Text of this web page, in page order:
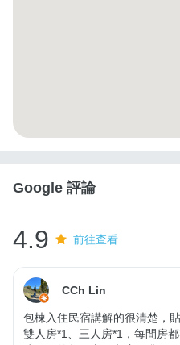
Google 評論
4.9 前往查看
CCh Lin
包棟入住民宿講解的很清楚，
雙人房*1、三人房*1，每間房